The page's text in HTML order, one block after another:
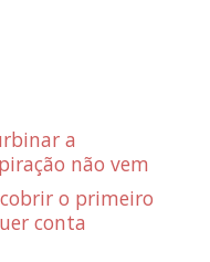
a
não vem
o primeiro
conta